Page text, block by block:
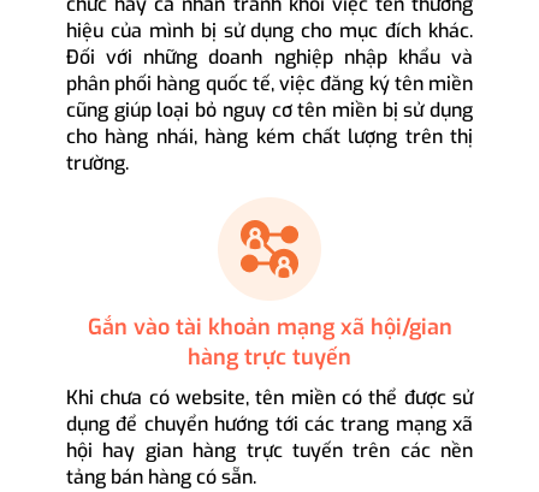
hiệu của mình bị sử dụng cho mục đích khác.
Đối với những doanh nghiệp nhập khẩu và
phân phối hàng quốc tế, việc đăng ký tên miền
cũng giúp loại bỏ nguy cơ tên miền bị sử dụng
cho hàng nhái, hàng kém chất lượng trên thị
trường.
Gắn vào tài khoản mạng xã hội/gian
hàng trực tuyến
Khi chưa có website, tên miền có thể được sử
dụng để chuyển hướng tới các trang mạng xã
hội hay gian hàng trực tuyến trên các nền
tảng bán hàng có sẵn.